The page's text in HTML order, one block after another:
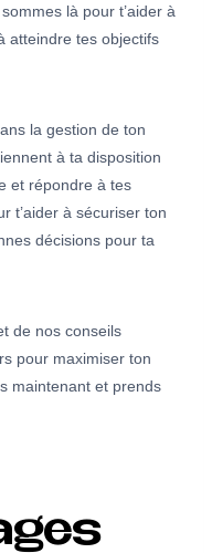
là pour t’aider à
atteindre tes objectifs
la gestion de ton
à ta disposition
et répondre à tes
t’aider à sécuriser ton
décisions pour ta
de nos conseils
pour maximiser ton
maintenant et prends